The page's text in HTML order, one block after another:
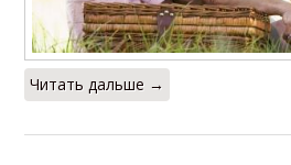
Читать дальше →